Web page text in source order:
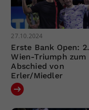
27.10.2024
Erste Bank Open: 2.
Wien-Triumph zum
Abschied von
Erler/Miedler